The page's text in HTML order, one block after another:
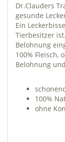
Dr.Clauders
gesunde
Ein
Tierbesitzer
Belohnung
100% Fleisch,
Belohnung
100%
ohne